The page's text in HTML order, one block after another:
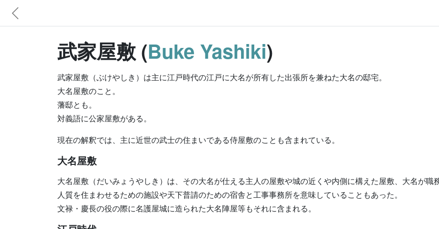
武家屋敷 (Buke Yashiki)
武家屋敷（ぶけやしき）は主に江戸時代の江戸に大名が所有した出張所を兼ねた大名の邸宅。
大名屋敷のこと。
藩邸とも。
対義語に公家屋敷がある。
現在の解釈では、主に近世の武士の住まいである侍屋敷のことも含まれている。
大名屋敷
大名屋敷（だいみょうやしき）は、その大名が仕える主人の屋敷や城の近くや内側に構えた屋敷、大名が職
人質を住まわせるための施設や天下普請のための宿舎と工事事務所を意味していることもあった。
文禄・慶長の役の際に名護屋城に造られた大名陣屋等もそれに含まれる。